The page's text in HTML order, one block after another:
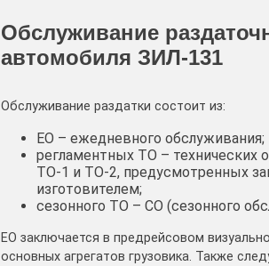
Обслуживание
автомобиля ЗИЛ-131
Обслуживание раздатки состоит из:
ЕО – ежедневного обслуживания;
регламентных ТО – технических
ТО-1 и ТО-2, предусмотренных
изготовителем;
сезонного ТО – СО (сезонного
ЕО заключается в предрейсовом
основных агрегатов грузовика. Также